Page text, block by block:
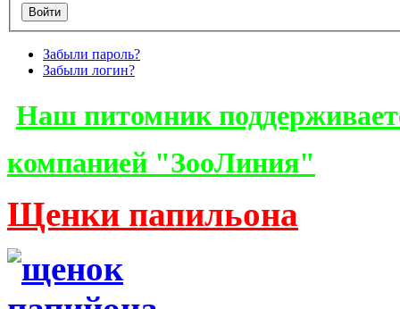
Забыли пароль?
Забыли логин?
Наш питомник
компанией "ЗооЛиния"
Щенки папильона